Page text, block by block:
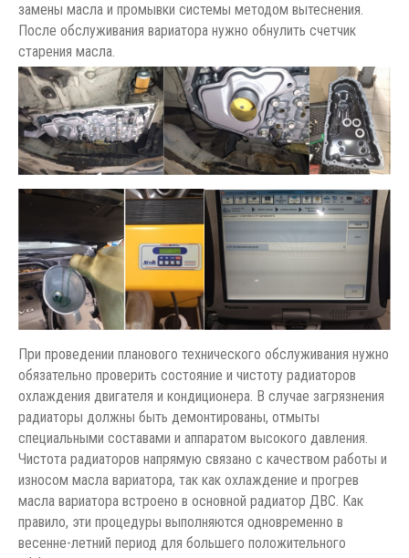
замены масла и промывки системы методом вытеснения.
После обслуживания вариатора нужно обнулить счетчик
старения масла.
При проведении планового технического обслуживания нужно
обязательно проверить состояние и чистоту радиаторов
охлаждения двигателя и кондиционера. В случае загрязнения
радиаторы должны быть демонтированы, отмыты
специальными составами и аппаратом высокого давления.
Чистота радиаторов напрямую связано с качеством работы и
износом масла вариатора, так как охлаждение и прогрев
масла вариатора встроено в основной радиатор ДВС. Как
правило, эти процедуры выполняются одновременно в
весенне-летний период для большего положительного